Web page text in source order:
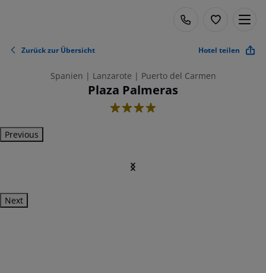
Zurück zur Übersicht Hotel teilen
Spanien | Lanzarote | Puerto del Carmen
Plaza Palmeras
4
Previous
Next